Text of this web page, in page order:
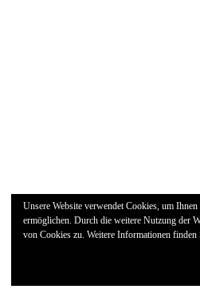
Unsere Website verwendet Cookies, um
ermöglichen. Durch die weitere Nutzung der
von Cookies zu. Weitere Informationen finden